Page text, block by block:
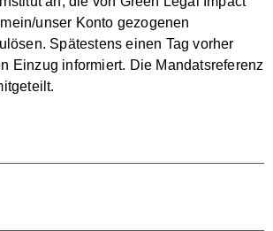
unser Konto gezogenen
Spätestens einen Tag vorher
Einzug informiert. Die Mandatsreferenz